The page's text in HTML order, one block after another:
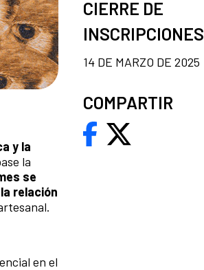
y la
la
se
relación
en el
CIERRE DE
INSCRIPCIONES
14 DE MARZO DE 2025
COMPARTIR